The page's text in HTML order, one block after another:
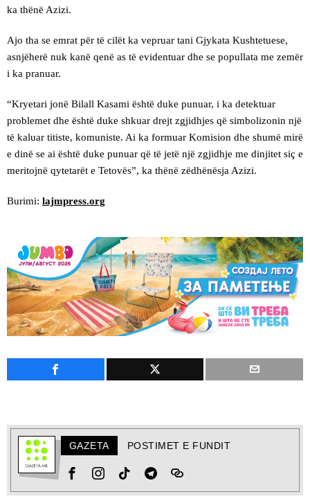
ka thënë Azizi.
Ajo tha se emrat për të cilët ka vepruar tani Gjykata Kushtetuese,
asnjëherë nuk kanë qenë as të evidentuar dhe se popullata me zemër
i ka pranuar.
“Kryetari jonë Bilall Kasami është duke punuar, i ka detektuar
problemet dhe është duke shkuar drejt zgjidhjes që simbolizonin një
të kaluar titiste, komuniste. Ai ka formuar Komision dhe shumë mirë
e dinë se ai është duke punuar që të jetë një zgjidhje me dinjitet siç e
meritojnë qytetarët e Tetovës”, ka thënë zëdhënësja Azizi.
Burimi: lajmpress.org
GAZETA POSTIMET E FUNDIT